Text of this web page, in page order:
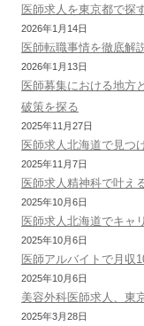
ン
医師求人を東京都で探
2026年1月14日
医師転職事情を徹底解
2026年1月13日
医師募集における地方
破策を探る
2025年11月27日
医師求人北海道で見つ
2025年11月7日
医師求人精神科で叶え
2025年10月6日
医師求人北海道でキャ
2025年10月6日
医師アルバイトで月収
2025年10月6日
美容外科医師求人、東
2025年3月28日